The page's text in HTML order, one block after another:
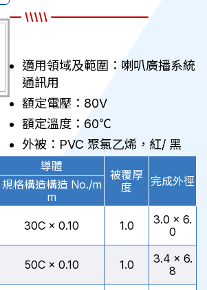
適用領域及範圍：喇叭廣播系統
通訊用
額定電壓：80V
額定溫度：60℃
外被：PVC 聚氯乙烯，紅/ 黑
導體
被覆厚
度
完成外徑
規格構造構造 No./m
m
30C × 0.10 1.0
3.0 × 6.
0
50C × 0.10 1.0
3.4 × 6.
8